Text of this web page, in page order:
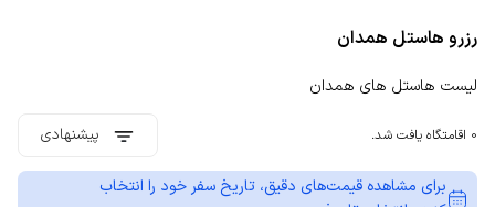
رزرو هاستل همدان
لیست هاستل های همدان
0 اقامتگاه یافت شد. پیشنهادی
برای مشاهده قیمت‌های دقیق، تاریخ سفر خود را انتخاب